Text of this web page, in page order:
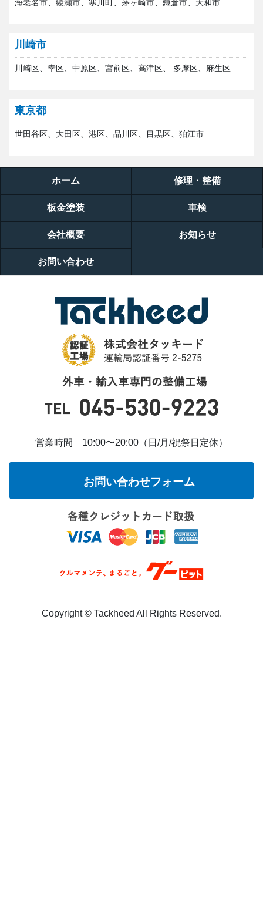
海老名市、綾瀬市、寒川町、茅ヶ崎市、鎌倉市、大和市
川崎市
川崎区、幸区、中原区、宮前区、高津区、 多摩区、麻生区
東京都
世田谷区、大田区、港区、品川区、目黒区、狛江市
営業時間 10:00〜20:00（日/月/祝祭日定休）
お問い合わせフォーム
Copyright ©︎ Tackheed All Rights Reserved.
ホーム 修理・整備
板金塗装 車検
会社概要 お知らせ
お問い合わせ